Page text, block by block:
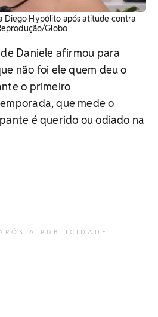
Diego Hypólito após atitude contra
Globo
Daniele afirmou para
não foi ele quem deu o
o primeiro
que mede o
é querido ou odiado na
A PUBLICIDADE